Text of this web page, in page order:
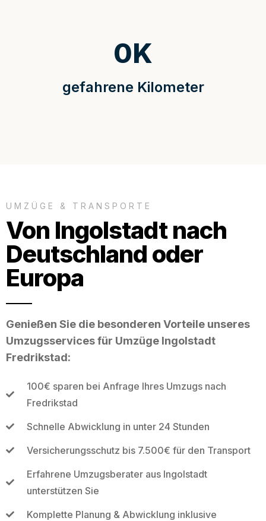
gefahrene Kilometer
0K
UMZÜGE & TRANSPORTE
Von Ingolstadt nach
Deutschland oder
Europa
Genießen Sie die besonderen Vorteile unseres
Umzugsservices für Umzüge Ingolstadt
Fredrikstad:
100€ sparen bei Anfrage Ihres Umzugs nach
Fredrikstad
Schnelle Abwicklung in unter 24 Stunden
Versicherungsschutz bis 7.500€ für den Transport
Erfahrene Umzugsberater aus Ingolstadt
unterstützen Sie
Komplette Planung & Abwicklung inklusive